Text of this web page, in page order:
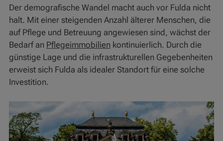
Der demografische Wandel macht auch vor Fulda nicht
halt. Mit einer steigenden Anzahl älterer Menschen, die
auf Pflege und Betreuung angewiesen sind, wächst der
Bedarf an Pflegeimmobilien kontinuierlich. Durch die
günstige Lage und die infrastrukturellen Gegebenheiten
erweist sich Fulda als idealer Standort für eine solche
Investition.